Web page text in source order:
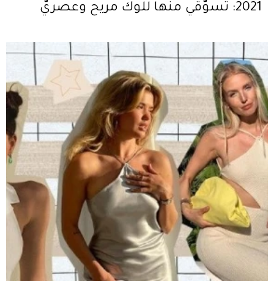
2021: تسوّقي منها للوك مريح وعصريّ